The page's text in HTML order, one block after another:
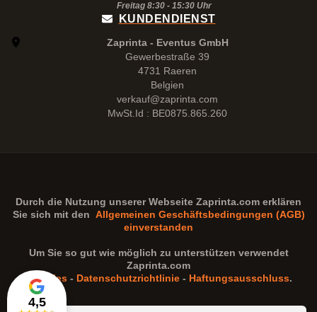
4,5
Freitag 8:30 - 15:30Uhr
KUNDENDIENST
Zaprinta - Eventus GmbH
Gewerbestraße 39
4731 Raeren
Belgien
verkauf@zaprinta.com
MwSt.Id : BE0875.865.260
Durch die Nutzung unserer Webseite Zaprinta.com erklären
Sie sich mit den Allgemeinen Geschäftsbedingungen (AGB)
einverstanden
Um Sie so gut wie möglich zu unterstützen verwendet
Zaprinta.com
Cookies - Datenschutzrichtlinie - Haftungsausschluss.